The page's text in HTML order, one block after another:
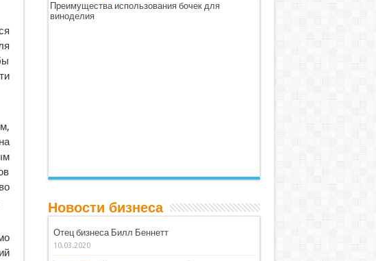
Преимущества использования бочек для
виноделия
Новости бизнеса
Отец бизнеса Билл Беннетт
10.03.2020